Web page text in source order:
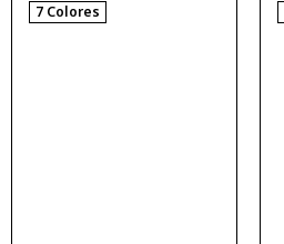
7 Colores